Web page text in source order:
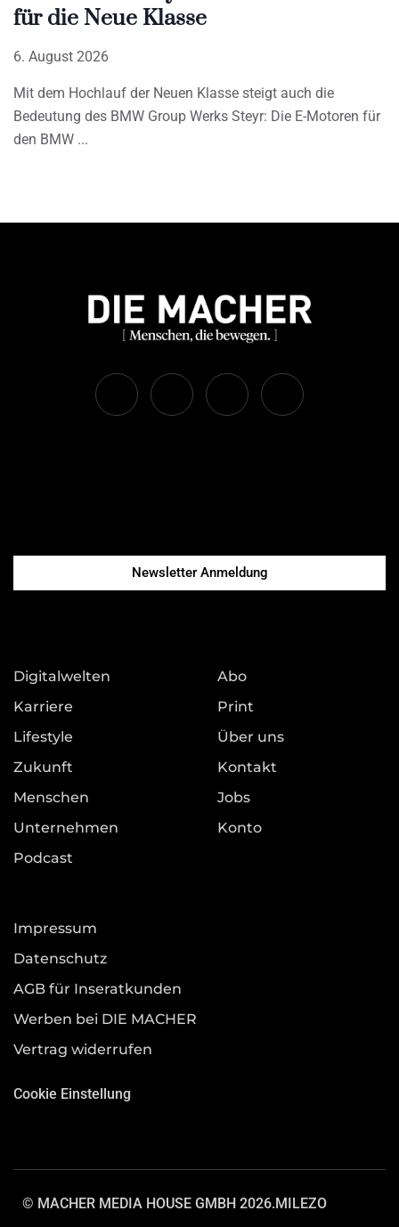
für die Neue Klasse
6. August 2026
Mit dem Hochlauf der Neuen Klasse steigt auch die
Bedeutung des BMW Group Werks Steyr: Die E-Motoren für
den BMW
Newsletter Anmeldung
Digitalwelten
Karriere
Lifestyle
Zukunft
Menschen
Unternehmen
Podcast
Abo
Print
Über uns
Kontakt
Jobs
Konto
Impressum
Datenschutz
AGB für Inseratkunden
Werben bei DIE MACHER
Vertrag widerrufen
Cookie Einstellung
© MACHER MEDIA HOUSE GMBH 2026.MILEZO